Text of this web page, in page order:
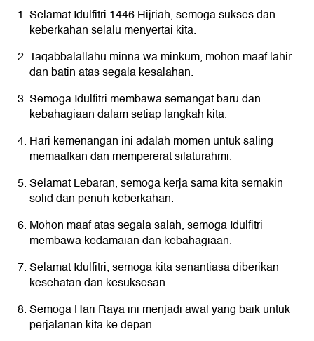
Selamat Idulfitri 1446 Hijriah, semoga sukses dan
keberkahan selalu menyertai kita.
Taqabbalallahu minna wa minkum, mohon maaf lahir
dan batin atas segala kesalahan.
Semoga Idulfitri membawa semangat baru dan
kebahagiaan dalam setiap langkah kita.
Hari kemenangan ini adalah momen untuk saling
memaafkan dan mempererat silaturahmi.
Selamat Lebaran, semoga kerja sama kita semakin
solid dan penuh keberkahan.
Mohon maaf atas segala salah, semoga Idulfitri
membawa kedamaian dan kebahagiaan.
Selamat Idulfitri, semoga kita senantiasa diberikan
kesehatan dan kesuksesan.
Semoga Hari Raya ini menjadi awal yang baik untuk
perjalanan kita ke depan.